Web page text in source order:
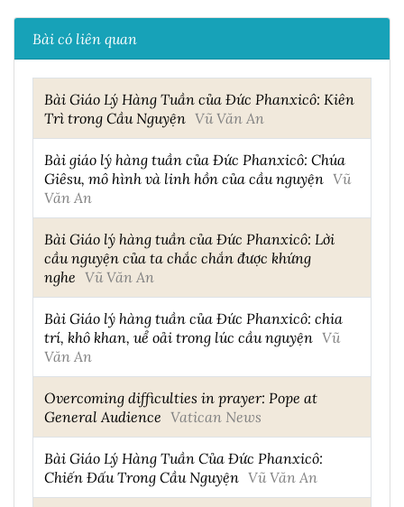
Bài có liên quan
Bài Giáo Lý Hàng Tuần của Đức Phanxicô: Kiên
Trì trong Cầu Nguyện Vũ Văn An
Bài giáo lý hàng tuần của Đức Phanxicô: Chúa
Giêsu, mô hình và linh hồn của cầu nguyện Vũ
Văn An
Bài Giáo lý hàng tuần của Đức Phanxicô: Lời
cầu nguyện của ta chắc chắn được khứng
nghe Vũ Văn An
Bài Giáo lý hàng tuần của Đức Phanxicô: chia
trí, khô khan, uể oải trong lúc cầu nguyện Vũ
Văn An
Overcoming difficulties in prayer: Pope at
General Audience Vatican News
Bài Giáo Lý Hàng Tuần Của Đức Phanxicô:
Chiến Đấu Trong Cầu Nguyện Vũ Văn An